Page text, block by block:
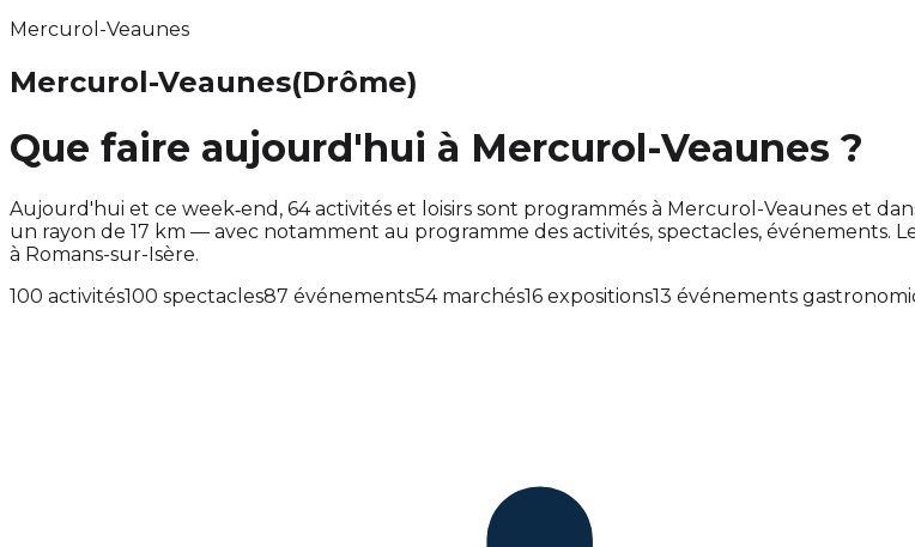
Mercurol-Veaunes
Mercurol-Veaunes(Drôme)
Que faire aujourd'hui à Mercurol-Veaunes ?
Aujourd'hui et ce week‑end, 64 activités et loisirs sont programmés à Mercurol-Veaunes et
un rayon de 17 km — avec notamment au programme des activités, spectacles, événements.
à Romans-sur-Isère.
100 activités100 spectacles87 événements54 marchés16 expositions13 événements